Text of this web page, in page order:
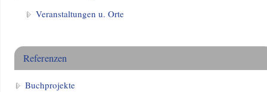
Veranstaltungen u. Orte
Referenzen
Buchprojekte